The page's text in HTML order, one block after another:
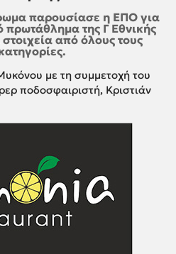
παρουσίασε η ΕΠΟ για
πρωτάθλημα της Γ Εθνικής
στοιχεία από όλους τους
με τη συμμετοχή του
ποδοσφαιριστή, Κριστιάν